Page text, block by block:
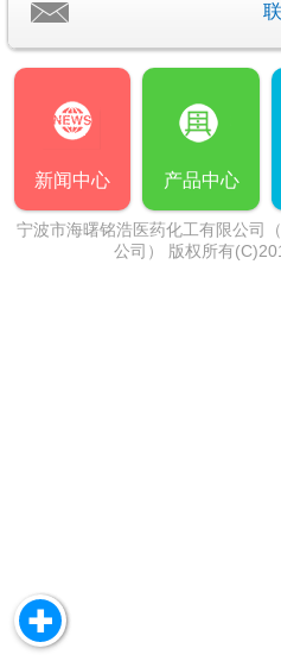
新闻中心 产品中心
宁波市海曙铭浩医药化工有限公司
公司）
版权所有